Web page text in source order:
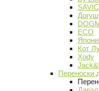
SAVIC
Догуш
ECO
Кот
Xody
Переноски